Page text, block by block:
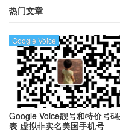
热门文章
Google Voice靓号和特价号
表 虚拟非实名美国手机号
Google Voice